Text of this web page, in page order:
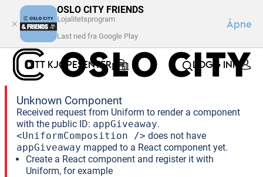
OSLO CITY FRIENDS
Lojalitetsprogram
Last ned fra Google Play
Åpne
DITT KJØPESENTER LOGG INN
Unknown Component
Received request from Uniform to render a component
with the public ID: appGiveaway.
<UniformComposition /> does not have
appGiveaway mapped to a React component yet.
Create a React component and register it with
Uniform, for example